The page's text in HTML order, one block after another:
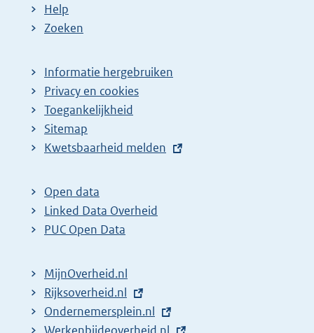
Help
Zoeken
Informatie hergebruiken
Privacy en cookies
Toegankelijkheid
Sitemap
E
t
e
r
l
i
n
Kwetsbaarheid melden
Open data
Linked Data Overheid
PUC Open Data
MijnOverheid.nl
E
x
t
Rijksoverheid.nl
E
x
Ondernemersplein.nl
E
Werkenbijdeoverheid.nl